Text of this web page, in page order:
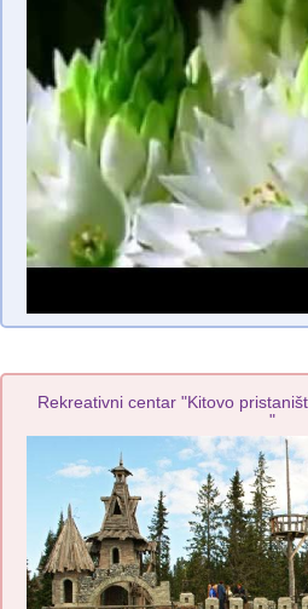
Rekreativni centar "Kitovo
"